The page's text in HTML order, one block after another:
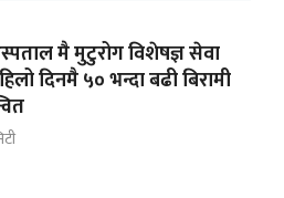
मै मुटुरोग विशेषज्ञ सेवा
दिनमै ५० भन्दा बढी बिरामी